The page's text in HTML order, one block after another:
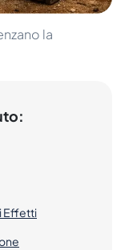
la
Effetti